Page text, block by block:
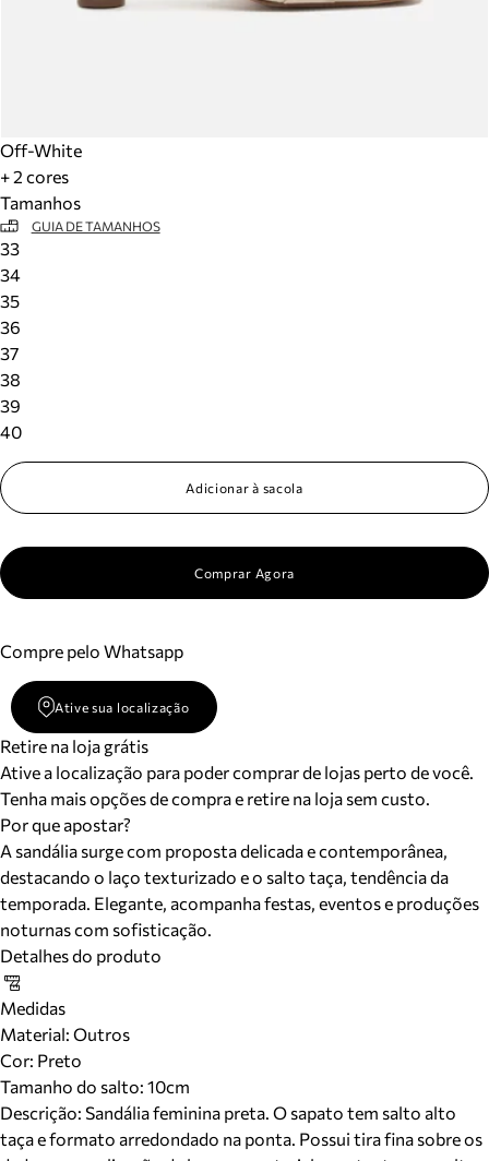
Off-White
+ 2 cores
Tamanhos
GUIA DE TAMANHOS
33
34
35
36
37
38
39
40
Adicionar à sacola
Comprar Agora
Compre pelo Whatsapp
Ative sua localização
Retire na loja grátis
Ative a localização para poder comprar de lojas perto de você.
Tenha mais opções de compra e retire na loja sem custo.
Por que apostar?
A sandália surge com proposta delicada e contemporânea,
destacando o laço texturizado e o salto taça, tendência da
temporada. Elegante, acompanha festas, eventos e produções
noturnas com sofisticação.
Detalhes do produto
Medidas
Material: Outros
Cor: Preto
Tamanho do salto: 10cm
Descrição: Sandália feminina preta. O sapato tem salto alto
taça e formato arredondado na ponta. Possui tira fina sobre os